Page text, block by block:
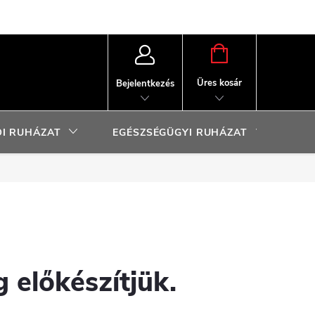
Bejelentkezés
KOSÁR
Üres kosár
RUHÁZAT EGÉSZSÉGÜGYI RUHÁZAT
előkészítjük.